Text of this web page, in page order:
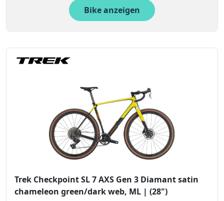
Bike anzeigen
Trek Checkpoint SL 7 AXS Gen 3 Diamant satin
chameleon green/dark web, ML | (28")